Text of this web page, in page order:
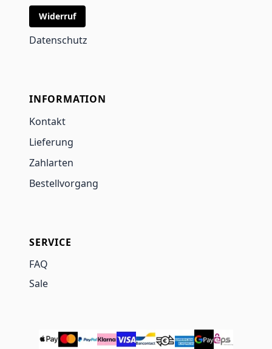
Widerruf
Datenschutz
INFORMATION
Kontakt
Lieferung
Zahlarten
Bestellvorgang
SERVICE
FAQ
Sale